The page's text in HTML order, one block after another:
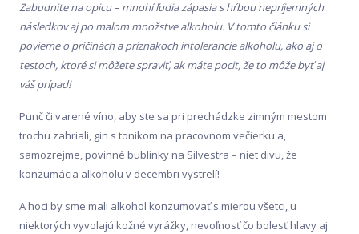
Zabudnite na opicu – mnohí ľudia zápasia s hŕbou nepríjemných
následkov aj po malom množstve alkoholu. V tomto článku si
povieme o príčinách a príznakoch intolerancie alkoholu, ako aj o
testoch, ktoré si môžete spraviť, ak máte pocit, že to môže byť aj
váš prípad!
Punč či varené víno, aby ste sa pri prechádzke zimným mestom
trochu zahriali, gin s tonikom na pracovnom večierku a,
samozrejme, povinné bublinky na Silvestra – niet divu, že
konzumácia alkoholu v decembri vystrelí!
A hoci by sme mali alkohol konzumovať s mierou všetci, u
niektorých vyvolajú kožné vyrážky, nevoľnosť čo bolesť hlavy aj